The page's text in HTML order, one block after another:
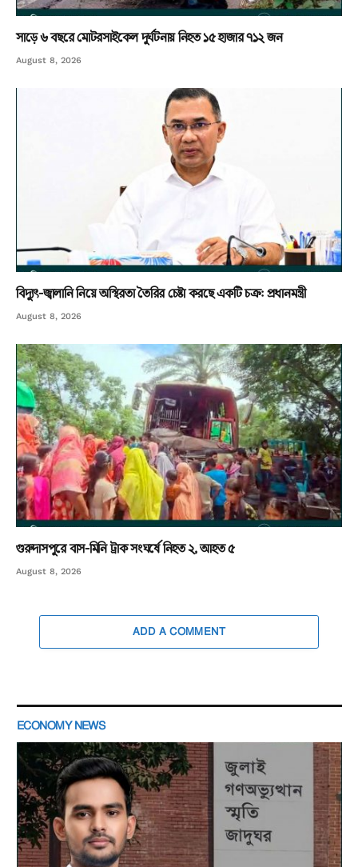
সাড়ে ৬ বছরে মোটরসাইকেল দুর্ঘটনায় নিহত ১৫ হাজার ৭১২ জন
August 8, 2026
বিদ্যুৎ-জ্বালানি নিয়ে অস্থিরতা তৈরির চেষ্টা করছে একটি চক্র: প্রধানমন্ত্রী
August 8, 2026
গুরুদাসপুরে বাস-মিনি ট্রাক সংঘর্ষে নিহত ২, আহত ৫
August 8, 2026
ADD A COMMENT
ECONOMY NEWS